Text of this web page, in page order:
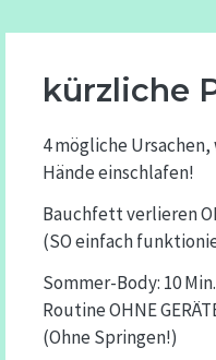
kürzliche
4 mögliche
Hände einschlafen!
Bauchfett verlieren
(SO einfach
Sommer-Body: 10
Routine OHNE
(Ohne Springen!)